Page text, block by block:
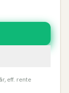
eff. rente